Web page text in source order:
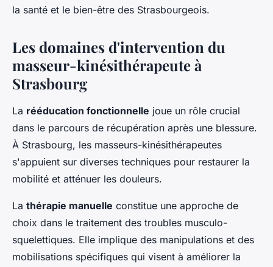
la santé et le bien-être des Strasbourgeois.
Les domaines d'intervention du
masseur-kinésithérapeute à
Strasbourg
La rééducation fonctionnelle joue un rôle crucial
dans le parcours de récupération après une blessure.
À Strasbourg, les masseurs-kinésithérapeutes
s'appuient sur diverses techniques pour restaurer la
mobilité et atténuer les douleurs.
La thérapie manuelle constitue une approche de
choix dans le traitement des troubles musculo-
squelettiques. Elle implique des manipulations et des
mobilisations spécifiques qui visent à améliorer la